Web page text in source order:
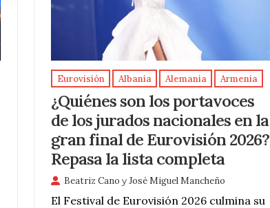
Eurovisión Albania Alemania Armenia
¿Quiénes son los portavoces
de los jurados nacionales en la
gran final de Eurovisión 2026?
Repasa la lista completa
Beatriz Cano yJosé Miguel Mancheño
El Festival de Eurovisión 2026 culmina su